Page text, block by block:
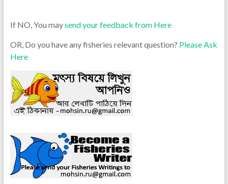
If NO, You maysend your feedback from Here
OR, Do you have any fisheries relevant question? Please Ask
Here